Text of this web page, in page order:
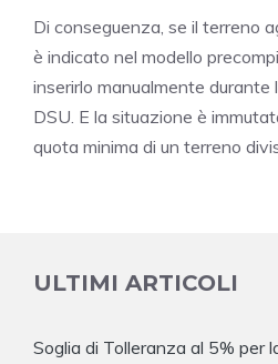
Di conseguenza, se il terreno
è indicato nel modello
inserirlo manualmente durante
DSU. E la situazione è
quota minima di un terreno
ULTIMI ARTICOLI
Soglia di Tolleranza al 5% per